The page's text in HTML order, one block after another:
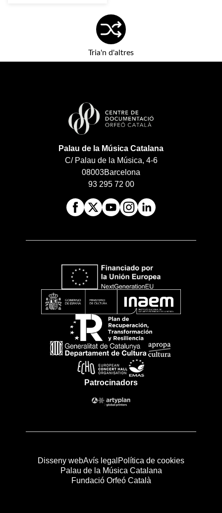
Tria'n d'altres
Palau de la Música Catalana
C/ Palau de la Música, 4-6
08003Barcelona
93 295 72 00
Patrocinadors
Disseny webAvís legal Política de cookies
Palau de la Música Catalana
Fundació Orfeó Català